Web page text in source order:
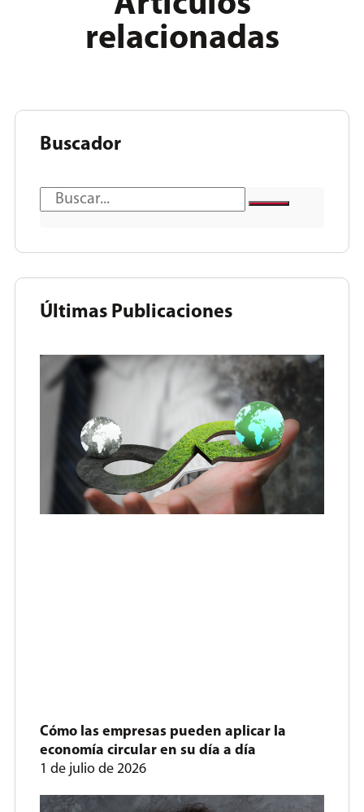
relacionadas
Buscador
Últimas Publicaciones
Cómo las empresas pueden aplicar la
economía circular en su día a día
1 de julio de 2026